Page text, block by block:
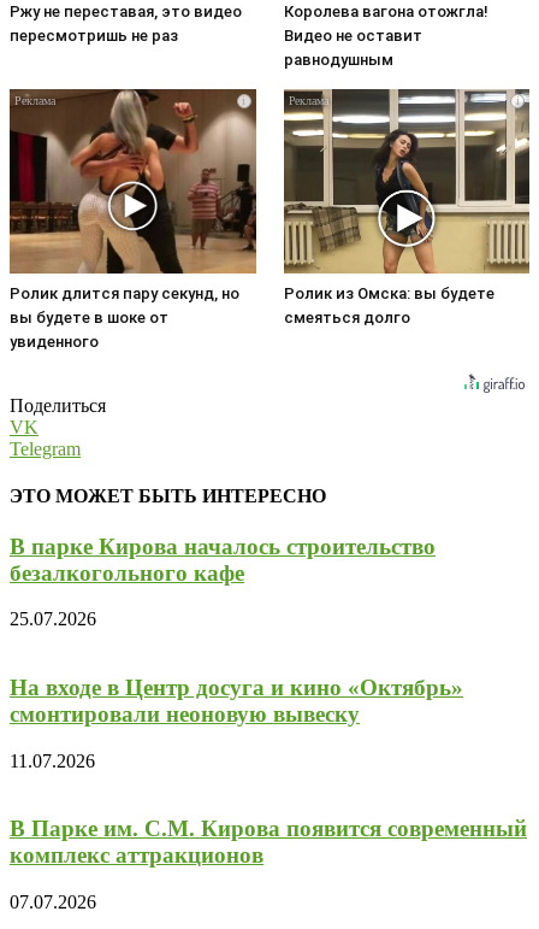
Ржу не переставая, это видео
пересмотришь не раз
Королева вагона отожгла!
Видео не оставит
равнодушным
i
Ролик длится пару секунд, но
вы будете в шоке от
увиденного
i
Ролик из Омска: вы будете
смеяться долго
Поделиться
VK
Telegram
ЭТО МОЖЕТ БЫТЬ ИНТЕРЕСНО
В парке Кирова началось строительство
безалкогольного кафе
25.07.2026
На входе в Центр досуга и кино «Октябрь»
смонтировали неоновую вывеску
11.07.2026
В Парке им. С.М. Кирова появится современный
комплекс аттракционов
07.07.2026